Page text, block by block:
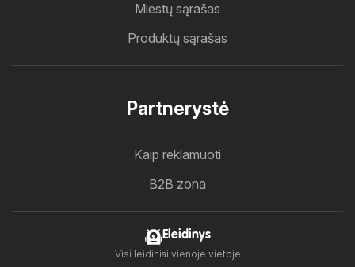
Miestų sąrašas
Produktų sąrašas
Partnerystė
Kaip reklamuoti
B2B zona
Eleidinys
Visi leidiniai vienoje vietoje